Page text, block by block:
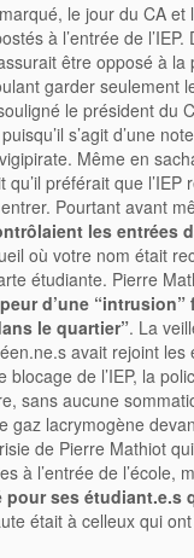
le jour du CA et
à l’entrée de
être opposé à la
garder seulement
le président du
s’agit d’une
Même en
préférait que l’IEP
Pourtant avant
les entrées
où votre nom était
étudiante. Pierre
peur d’une “intrusion”
le quartier”. La
avait rejoint les
blocage de l’IEP, la
sans aucune
gaz lacrymogène
de Pierre Mathiot
à l’entrée de l’école,
pour ses étudiant.e.s
était à celleux qui